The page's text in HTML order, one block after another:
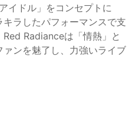
イドル」をコンセプトに
ラしたパフォーマンスで支
Radianceは「情熱」と
ァンを魅了し、力強いライブ